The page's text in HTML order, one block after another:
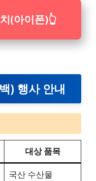
(아이폰)👆
) 행사 안내
대상 품목
국산 수산물